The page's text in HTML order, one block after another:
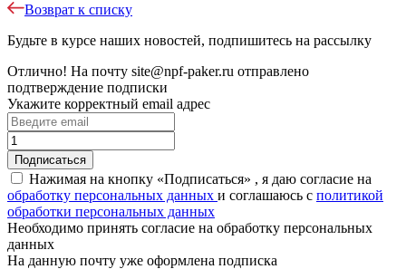
Возврат к списку
Будьте в курсе наших новостей, подпишитесь на рассылку
Отлично! На почту site@npf-paker.ru отправлено
подтверждение подписки
Укажите корректный email адрес
Нажимая на кнопку «Подписаться» , я даю согласие на
обработку персональных данных и соглашаюсь c политикой
обработки персональных данных
Необходимо принять согласие на обработку персональных
данных
На данную почту уже оформлена подписка